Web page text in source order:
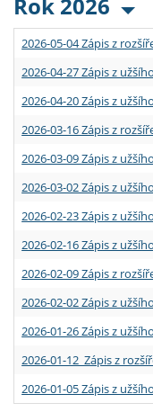
2026-05-04 Zápis z
2026-04-27 Zápis z
2026-04-20 Zápis z
2026-03-16 Zápis z
2026-03-09 Zápis z
2026-03-02 Zápis z
2026-02-23 Zápis z
2026-02-16 Zápis z
2026-02-09 Zápis z
2026-02-02 Zápis z
2026-01-26 Zápis z
2026-01-12 Zápis z
2026-01-05 Zápis z